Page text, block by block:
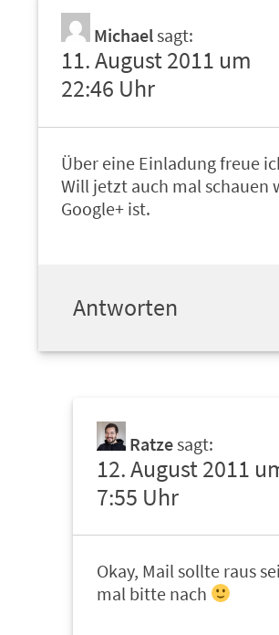
Michaelsagt:
11. August 2011 um
22:46 Uhr
Über eine Einladung freue
Will jetzt auch mal schauen
Google+ ist.
Antworten
Ratzesagt:
12. August 2011
7:55 Uhr
Okay, Mail sollte raus
mal bitte nach